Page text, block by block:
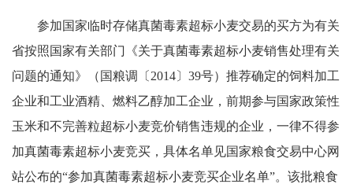
参加国家临时存储真菌毒素超标小麦交易的买方为有关
省按照国家有关部门《关于真菌毒素超标小麦销售处理有关
问题的通知》（国粮调〔2014〕39号）推荐确定的饲料加工
企业和工业酒精、燃料乙醇加工企业，前期参与国家政策性
玉米和不完善粒超标小麦竞价销售违规的企业，一律不得参
加真菌毒素超标小麦竞买，具体名单见国家粮食交易中心网
站公布的“参加真菌毒素超标小麦竞买企业名单”。该批粮食